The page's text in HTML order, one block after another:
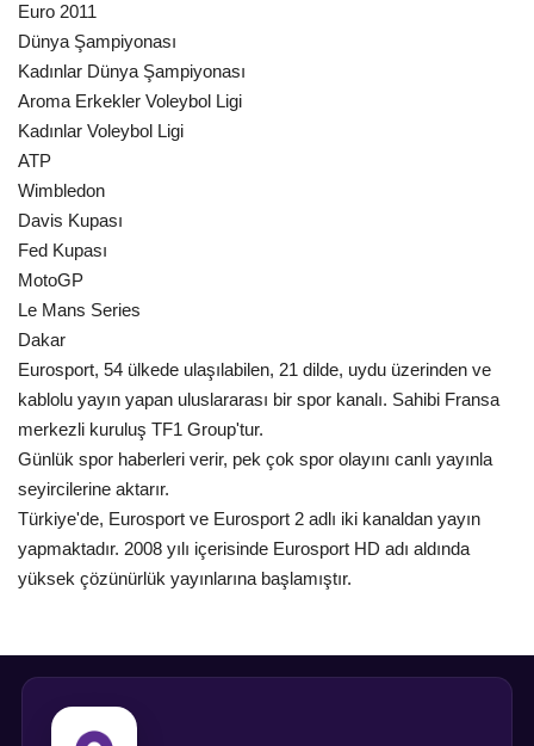
Euro 2011
Dünya Şampiyonası
Kadınlar Dünya Şampiyonası
Aroma Erkekler Voleybol Ligi
Kadınlar Voleybol Ligi
ATP
Wimbledon
Davis Kupası
Fed Kupası
MotoGP
Le Mans Series
Dakar
Eurosport, 54 ülkede ulaşılabilen, 21 dilde, uydu üzerinden ve
kablolu yayın yapan uluslararası bir spor kanalı. Sahibi Fransa
merkezli kuruluş TF1 Group'tur.
Günlük spor haberleri verir, pek çok spor olayını canlı yayınla
seyircilerine aktarır.
Türkiye'de, Eurosport ve Eurosport 2 adlı iki kanaldan yayın
yapmaktadır. 2008 yılı içerisinde Eurosport HD adı aldında
yüksek çözünürlük yayınlarına başlamıştır.